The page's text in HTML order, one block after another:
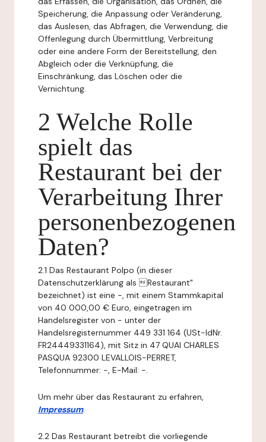
Speicherung, die Anpassung oder Veränderung,
das Auslesen, das Abfragen, die Verwendung, die
Offenlegung durch Übermittlung, Verbreitung
oder eine andere Form der Bereitstellung, den
Abgleich oder die Verknüpfung, die
Einschränkung, das Löschen oder die
Vernichtung.
2 Welche Rolle
spielt das
Restaurant bei der
Verarbeitung Ihrer
personenbezogenen
Daten?
2.1 Das Restaurant Polpo (in dieser
Datenschutzerklärung als Restaurant"
bezeichnet) ist eine -, mit einem Stammkapital
von 40 000,00 € Euro, eingetragen im
Handelsregister von - unter der
Handelsregisternummer 449 331 164 (USt-IdNr.
FR24449331164), mit Sitz in 47 QUAI CHARLES
PASQUA 92300 LEVALLOIS-PERRET,
Telefonnummer: -, E-Mail: -.
Um mehr über das Restaurant zu erfahren,
Impressum.
2.2 Das Restaurant betreibt die vorliegende